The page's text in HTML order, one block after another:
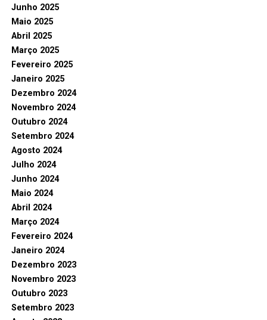
Junho 2025
Maio 2025
Abril 2025
Março 2025
Fevereiro 2025
Janeiro 2025
Dezembro 2024
Novembro 2024
Outubro 2024
Setembro 2024
Agosto 2024
Julho 2024
Junho 2024
Maio 2024
Abril 2024
Março 2024
Fevereiro 2024
Janeiro 2024
Dezembro 2023
Novembro 2023
Outubro 2023
Setembro 2023